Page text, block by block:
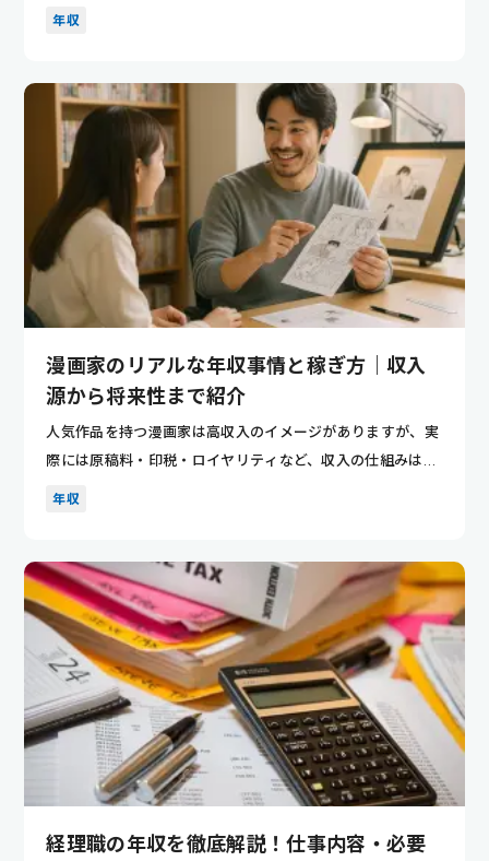
意外と知ら...
年収
漫画家のリアルな年収事情と稼ぎ方｜収入
源から将来性まで紹介
人気作品を持つ漫画家は高収入のイメージがありますが、実
際には原稿料・印税・ロイヤリティなど、収入の仕組みは複
雑で個人差も...
年収
経理職の年収を徹底解説！仕事内容・必要